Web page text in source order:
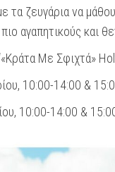
τα ζευγάρια να
αγαπητικούς και
Με Σφιχτά»
10:00-14:00 &
10:00-14:00 &